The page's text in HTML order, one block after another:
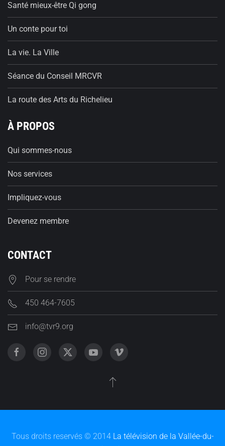
Santé mieux-être Qi gong
Un conte pour toi
La vie. La Ville
Séance du Conseil MRCVR
La route des Arts du Richelieu
À PROPOS
Qui sommes-nous
Nos services
Impliquez-vous
Devenez membre
CONTACT
Pour se rendre
450 464-7605
info@tvr9.org
Tous droits reservés © 2014 La télévision de la Vallée-du-